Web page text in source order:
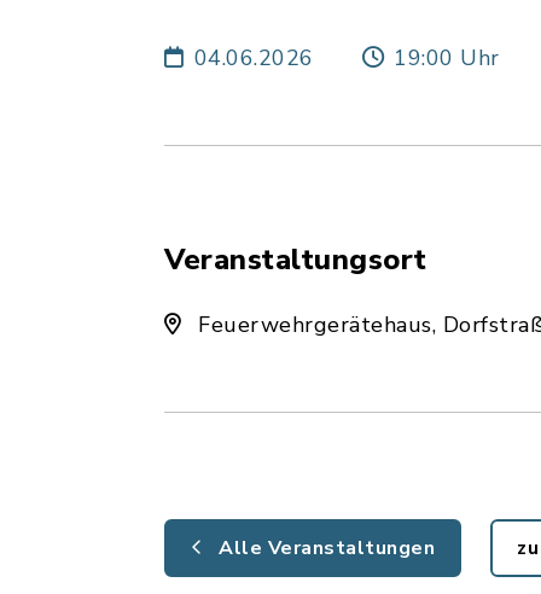
04.06.2026 19:00 Uhr
Veranstaltungsort
Feuerwehrgerätehaus,
Alle Veranstaltungen